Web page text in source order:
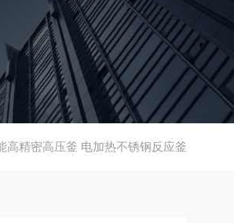
高精密高压釜 电加热不锈钢反应釜